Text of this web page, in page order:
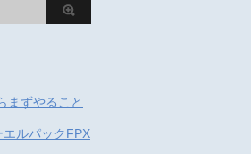
まずやること
ルパックFPX